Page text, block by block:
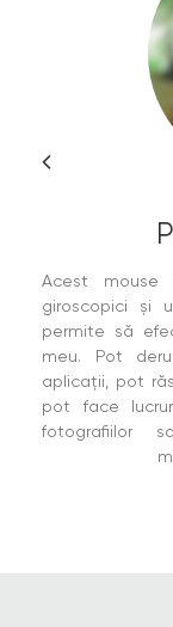
Acest mouse
giroscopici și
permite să
meu. Pot
aplicații, pot
pot face
fotografiilor